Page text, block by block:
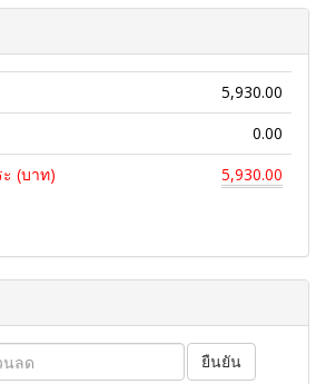
5,930.00
0.00
(บาท)
5,930.00